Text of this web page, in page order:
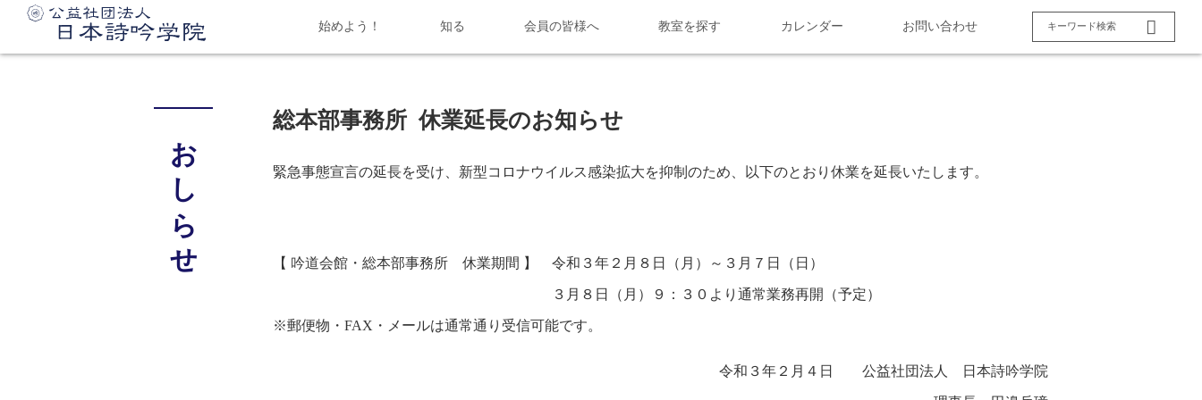
始めよう！ 知る 会員の皆様へ 教室を探す カレンダー お問い合わせ
おしらせ
総本部事務所 休業延長のお知らせ
緊急事態宣言の延長を受け、新型コロナウイルス感染拡大を抑制のため、以下のとおり休業を延長いたします。
【 吟道会館・総本部事務所 休業期間 】 令和３年２月８日（月）～３月７日（日）
３月８日（月）９：３０より通常業務再開（予定）
※郵便物・FAX・メールは通常通り受信可能です。
令和３年２月４日 公益社団法人 日本詩吟学院